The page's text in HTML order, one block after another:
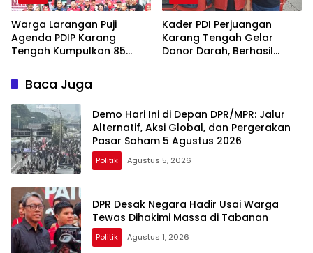
Warga Larangan Puji
Agenda PDIP Karang
Tengah Kumpulkan 85
Kader PDI Perjuangan
Karang Tengah Gelar
Donor Darah, Berhasil
Baca Juga
Demo Hari Ini di Depan DPR/MPR: Jalur
Alternatif, Aksi Global, dan Pergerakan
Pasar Saham 5 Agustus 2026
Politik Agustus 5, 2026
DPR Desak Negara Hadir Usai Warga
Tewas Dihakimi Massa di Tabanan
Politik Agustus 1, 2026